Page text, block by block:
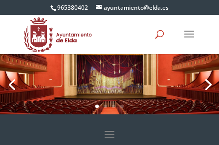
965380402 ayuntamiento@elda.es